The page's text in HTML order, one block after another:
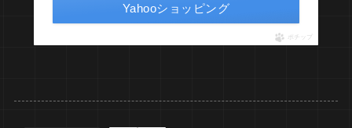
Yahooショッピング
ポチップ